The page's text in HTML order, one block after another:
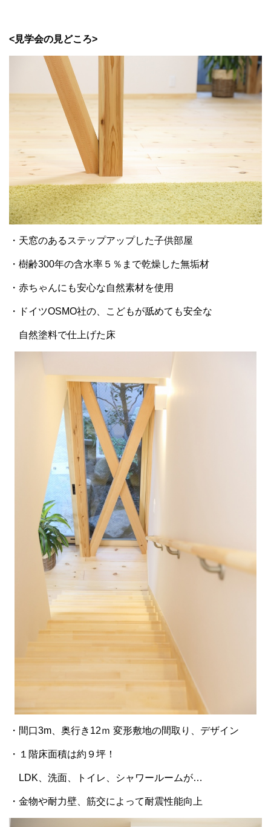
<見学会の見どころ>
・天窓のあるステップアップした子供部屋
・樹齢300年の含水率５％まで乾燥した無垢材
・赤ちゃんにも安心な自然素材を使用
・ドイツOSMO社の、こどもが舐めても安全な
自然塗料で仕上げた床
・間口3m、奥行き12ｍ 変形敷地の間取り、デザイン
・１階床面積は約９坪！
LDK、洗面、トイレ、シャワールームが…
・金物や耐力壁、筋交によって耐震性能向上